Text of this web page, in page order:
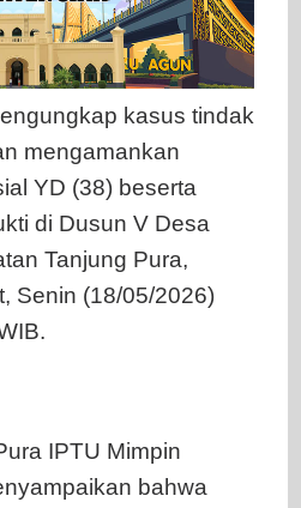
kasus tindak
mengamankan
YD (38) beserta
di Dusun V Desa
Tanjung Pura,
Senin (18/05/2026)
IPTU Mimpin
bahwa